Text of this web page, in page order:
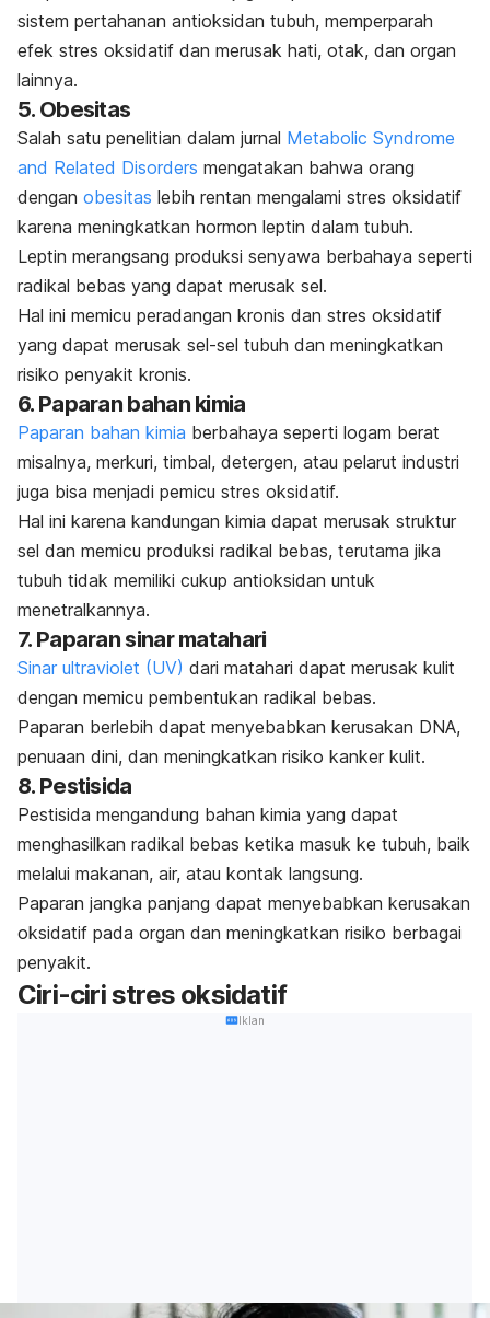
sistem pertahanan antioksidan tubuh, memperparah
efek stres oksidatif dan merusak hati, otak, dan organ
lainnya.
5. Obesitas
Salah satu penelitian dalam jurnal Metabolic Syndrome
and Related Disorders mengatakan bahwa orang
dengan obesitas lebih rentan mengalami stres oksidatif
karena meningkatkan hormon leptin dalam tubuh.
Leptin merangsang produksi senyawa berbahaya seperti
radikal bebas yang dapat merusak sel.
Hal ini memicu peradangan kronis dan stres oksidatif
yang dapat merusak sel-sel tubuh dan meningkatkan
risiko penyakit kronis.
6. Paparan bahan kimia
Paparan bahan kimia berbahaya seperti logam berat
misalnya, merkuri, timbal, detergen, atau pelarut industri
juga bisa menjadi pemicu stres oksidatif.
Hal ini karena kandungan kimia dapat merusak struktur
sel dan memicu produksi radikal bebas, terutama jika
tubuh tidak memiliki cukup antioksidan untuk
menetralkannya.
7. Paparan sinar matahari
Sinar ultraviolet (UV) dari matahari dapat merusak kulit
dengan memicu pembentukan radikal bebas.
Paparan berlebih dapat menyebabkan kerusakan DNA,
penuaan dini, dan meningkatkan risiko kanker kulit.
8. Pestisida
Pestisida mengandung bahan kimia yang dapat
menghasilkan radikal bebas ketika masuk ke tubuh, baik
melalui makanan, air, atau kontak langsung.
Paparan jangka panjang dapat menyebabkan kerusakan
oksidatif pada organ dan meningkatkan risiko berbagai
penyakit.
Ciri-ciri stres oksidatif
Iklan